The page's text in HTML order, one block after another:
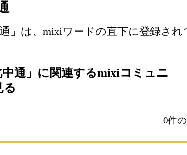
通」は、mixiワードの直下に登録され
中通」に関連するmixiコミュニ
る
0件